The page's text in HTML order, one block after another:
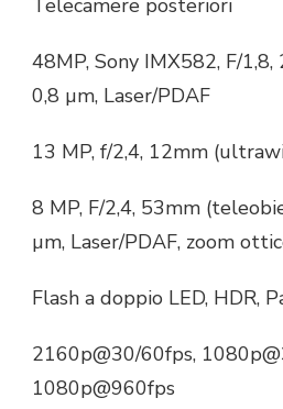
Telecamere posteriori
48MP, Sony IMX582, F/
0,8 µm, Laser/PDAF
13 MP, f/2,4, 12mm
8 MP, F/2,4, 53mm
µm, Laser/PDAF, zoom
Flash a doppio LED, HDR,
2160p@30/60fps,
1080p@960fps